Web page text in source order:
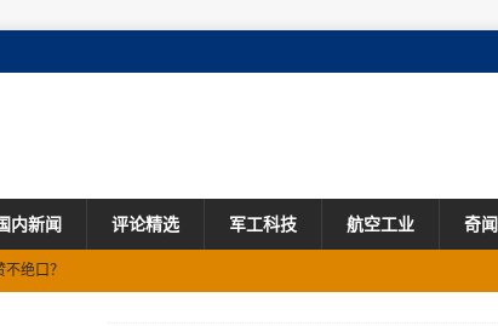
内新闻 评论精选 军工科技 航空工业 奇
绝口？